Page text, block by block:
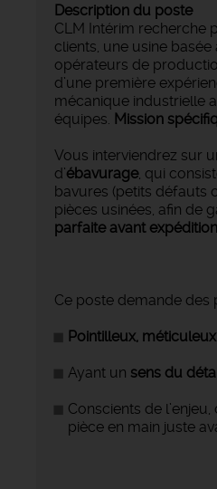
Description du poste
CLM Intérim recherche
clients, une usine
opérateurs de
d’une première
mécanique industrielle
équipes. ️Mission
Vous interviendrez sur
d’ébavurage, qui
bavures (petits défauts
pièces usinées, afin de
parfaite avant expédition
Ce poste demande des
Pointilleux,
Ayant un sens du
Conscients de
pièce en main juste